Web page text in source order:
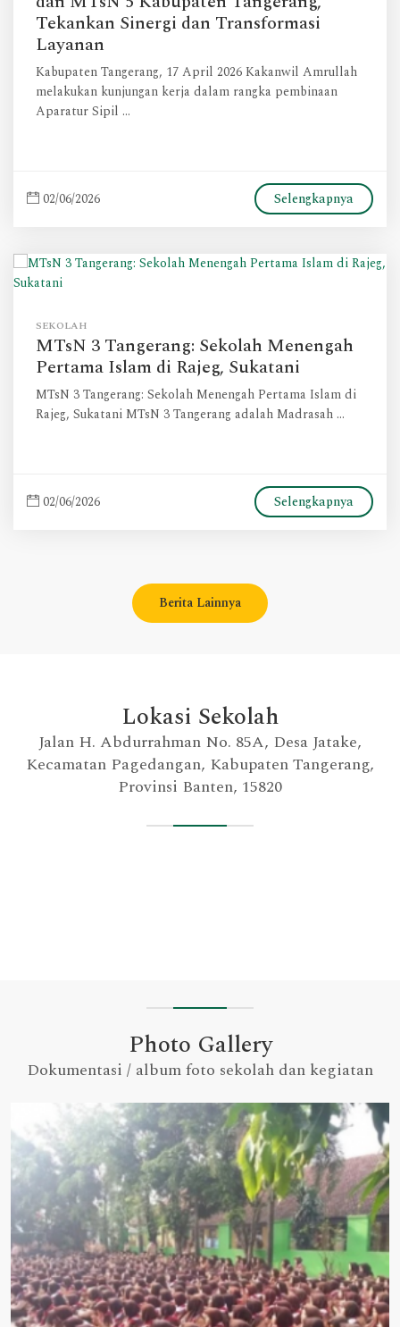
Tekankan Sinergi dan Transformasi
Layanan
Kabupaten Tangerang, 17 April 2026 Kakanwil Amrullah
melakukan kunjungan kerja dalam rangka pembinaan
Aparatur Sipil …
02/06/2026 Selengkapnya
SEKOLAH
MTsN 3 Tangerang: Sekolah Menengah
Pertama Islam di Rajeg, Sukatani
MTsN 3 Tangerang: Sekolah Menengah Pertama Islam di
Rajeg, Sukatani MTsN 3 Tangerang adalah Madrasah …
02/06/2026 Selengkapnya
Berita Lainnya
Lokasi Sekolah
Jalan H. Abdurrahman No. 85A, Desa Jatake,
Kecamatan Pagedangan, Kabupaten Tangerang,
Provinsi Banten, 15820
Photo Gallery
Dokumentasi / album foto sekolah dan kegiatan